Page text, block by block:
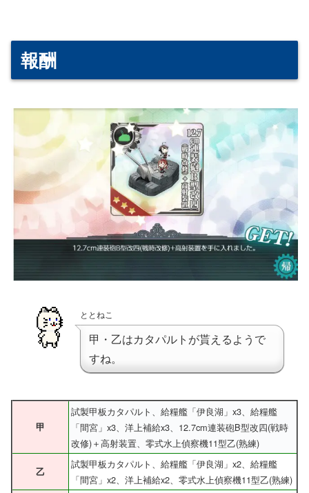
報酬
ととねこ
甲・乙はカタパルトが貰えるようで
すね。
甲
試製甲板カタパルト、給糧艦「伊良湖」x3、給糧艦
「間宮」x3、洋上補給x3、12.7cm連装砲B型改四(戦時
改修)＋高射装置、零式水上偵察機11型乙(熟練)
乙
試製甲板カタパルト、給糧艦「伊良湖」x2、給糧艦
「間宮」x2、洋上補給x2、零式水上偵察機11型乙(熟練)